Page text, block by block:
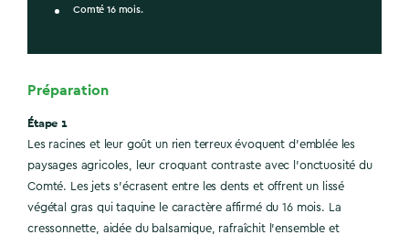
Comté 16 mois.
Préparation
Étape 1
Les racines et leur goût un rien terreux évoquent d’emblée les
paysages agricoles, leur croquant contraste avec l’onctuosité du
Comté. Les jets s’écrasent entre les dents et offrent un lissé
végétal gras qui taquine le caractère affirmé du 16 mois. La
cressonnette, aidée du balsamique, rafraîchit l’ensemble et